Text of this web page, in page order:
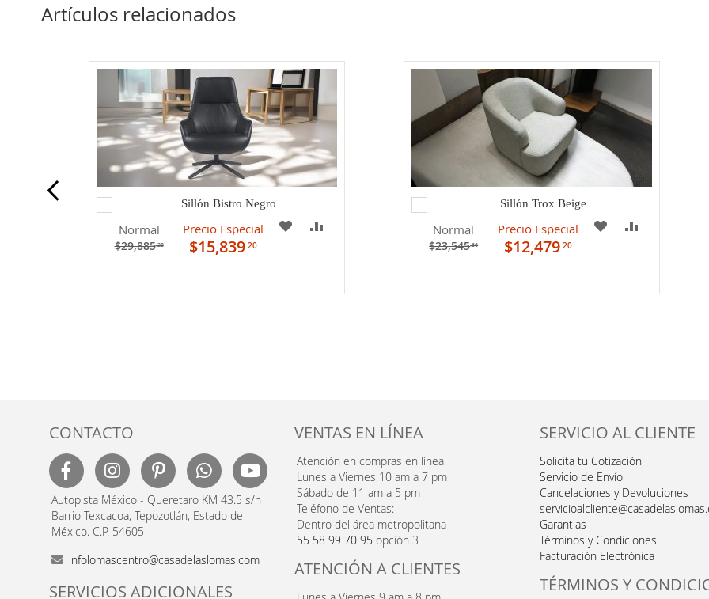
Artículos relacionados
Sillón Bistro Negro
Normal
$29,885.28
Precio Especial
$15,839.20
carrito
Sillón Trox Beige
Normal
$23,545.66
Precio Especial
$12,479.20
carrito
A
COMPARAR
CONTACTO
Autopista México - Queretaro KM 43.5 s/n
Barrio Texcacoa, Tepozotlán, Estado de
México. C.P. 54605
infolomascentro@casadelaslomas.com
SERVICIOS ADICIONALES
VENTAS EN LÍNEA
Atención en compras en línea
Lunes a Viernes 10 am a 7 pm
Sábado de 11 am a 5 pm
Teléfono de Ventas:
Dentro del área metropolitana
55 58 99 70 95 opción 3
ATENCIÓN A CLIENTES
SERVICIO AL CLIENTE
Solicita tu Cotización
Servicio de Envío
Cancelaciones y Devoluciones
Garantias
Términos y Condiciones
Facturación Electrónica
TÉRMINOS Y